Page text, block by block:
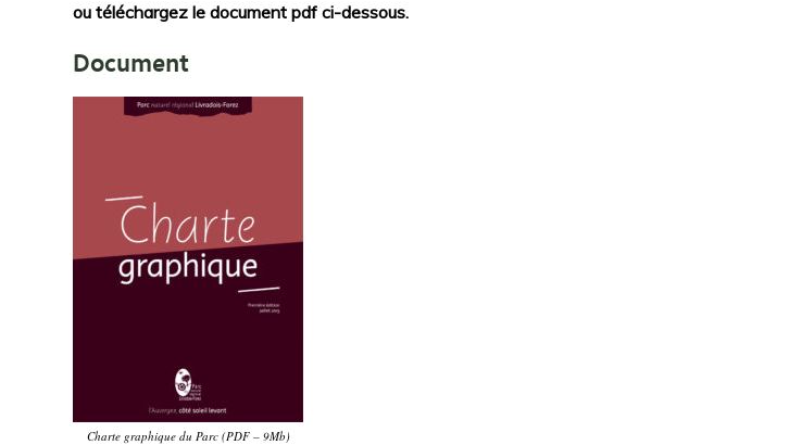
ou téléchargez le document pdf ci-dessous.
Document
Charte graphique du Parc (PDF – 9Mb)